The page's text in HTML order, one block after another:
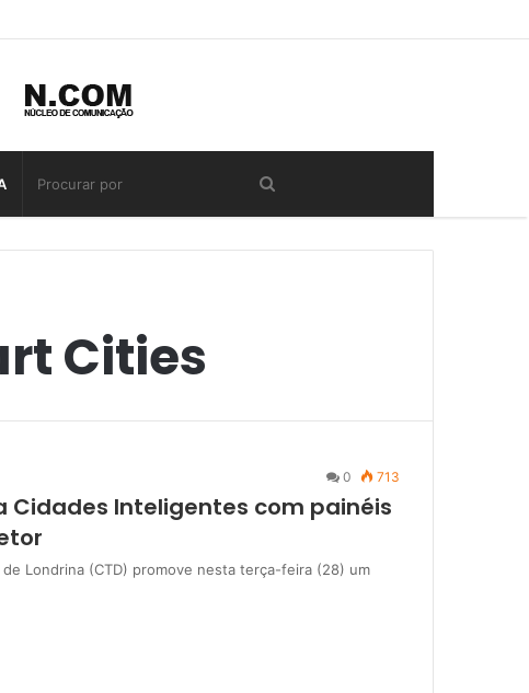
Cities
0 713
Cidades Inteligentes com painéis
Londrina (CTD) promove nesta terça-feira (28) um